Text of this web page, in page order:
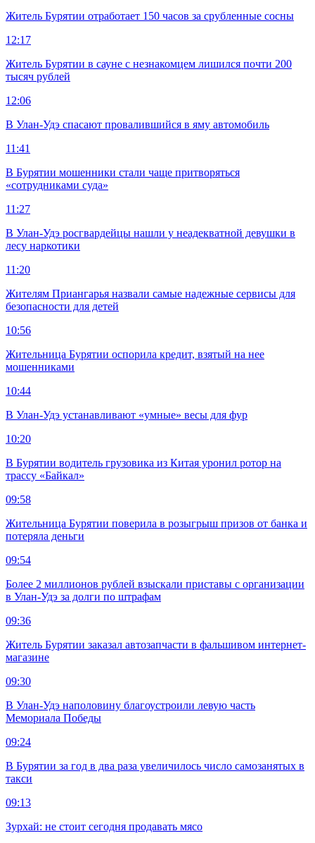
Житель Бурятии отработает 150 часов за срубленные сосны
12:17
Житель Бурятии в сауне с незнакомцем лишился почти 200
тысяч рублей
12:06
В Улан-Удэ спасают провалившийся в яму автомобиль
11:41
В Бурятии мошенники стали чаще притворяться
«сотрудниками суда»
11:27
В Улан-Удэ росгвардейцы нашли у неадекватной девушки в
лесу наркотики
11:20
Жителям Приангарья назвали самые надежные сервисы для
безопасности для детей
10:56
Жительница Бурятии оспорила кредит, взятый на нее
мошенниками
10:44
В Улан-Удэ устанавливают «умные» весы для фур
10:20
В Бурятии водитель грузовика из Китая уронил ротор на
трассу «Байкал»
09:58
Жительница Бурятии поверила в розыгрыш призов от банка и
потеряла деньги
09:54
Более 2 миллионов рублей взыскали приставы с организации
в Улан-Удэ за долги по штрафам
09:36
Житель Бурятии заказал автозапчасти в фальшивом интернет-
магазине
09:30
В Улан-Удэ наполовину благоустроили левую часть
Мемориала Победы
09:24
В Бурятии за год в два раза увеличилось число самозанятых в
такси
09:13
Зурхай: не стоит сегодня продавать мясо